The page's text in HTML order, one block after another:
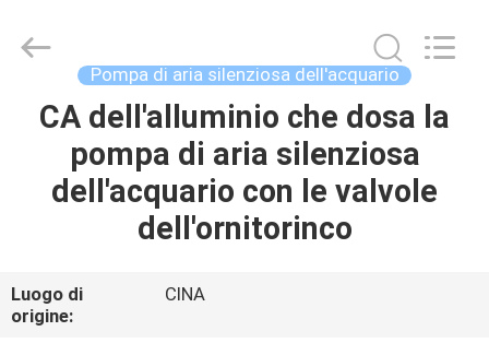
CASA
PRODOTTI
NOI
group
co.,limited.
Reserved.
Pompa di aria silenziosa dell'acquario
CA dell'alluminio che dosa la
pompa di aria silenziosa
dell'acquario con le valvole
dell'ornitorinco
Luogo di
origine:
CINA